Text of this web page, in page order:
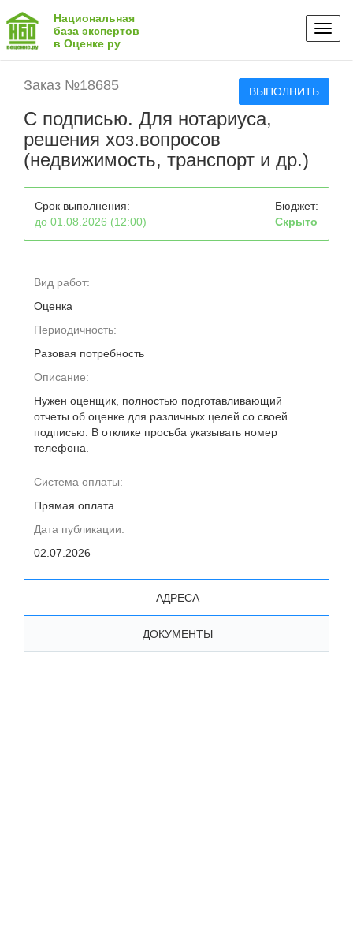
Национальная
база экспертов
в Оценке ру
Заказ №18685 ВЫПОЛНИТЬ
С подписью. Для нотариуса,
решения хоз.вопросов
(недвижимость, транспорт и др.)
Срок выполнения:
до 01.08.2026 (12:00)
Бюджет:
Скрыто
Вид работ:
Оценка
Периодичность:
Разовая потребность
Описание:
Нужен оценщик, полностью подготавливающий
отчеты об оценке для различных целей со своей
подписью. В отклике просьба указывать номер
телефона.
Система оплаты:
Прямая оплата
Дата публикации:
02.07.2026
АДРЕСА
ДОКУМЕНТЫ